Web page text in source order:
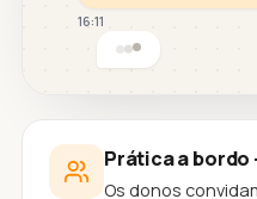
16:11
Prática a bordo
Os donos